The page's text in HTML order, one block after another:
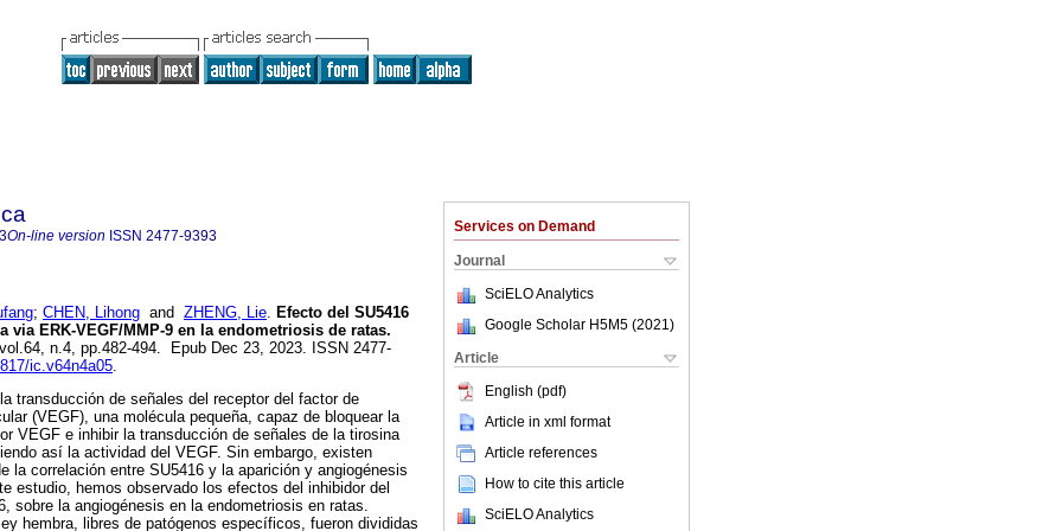
Services on Demand
Journal
SciELO Analytics
Google Scholar H5M5 (2021 )
Article
English (pdf)
Article in xml format
Article references
How to cite this article
SciELO Analytics
On-line version ISSN 2477-9393
; CHEN, Lihong and ZHENG, Lie. Efecto del SU5416
via ERK-VEGF/MMP-9 en la endometriosis de ratas.
n.4, pp.482-494. Epub Dec 23, 2023. ISSN 2477-
ic.v64n4a05.
transducción de señales del receptor del factor de
(VEGF), una molécula pequeña, capaz de bloquear la
VEGF e inhibir la transducción de señales de la tirosina
así la actividad del VEGF. Sin embargo, existen
la correlación entre SU5416 y la aparición y angiogénesis
estudio, hemos observado los efectos del inhibidor del
sobre la angiogénesis en la endometriosis en ratas.
hembra, libres de patógenos específicos, fueron divididas